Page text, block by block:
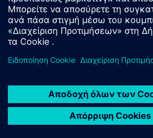
περίπτωση αποτυχίας ενός αισθητήρα.